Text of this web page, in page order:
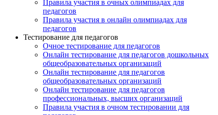
Правила участия в очных олимпиадах для
педагогов
Правила участия в онлайн олимпиадах для
педагогов
Тестирование для педагогов
Очное тестирование для педагогов
Онлайн тестирование для педагогов дошкольных
общеобразовательных организаций
Онлайн тестирование для педагогов
общеобразовательных организаций
Онлайн тестирование для педагогов
профессиональных, высших организаций
Правила участия в очном тестировании для